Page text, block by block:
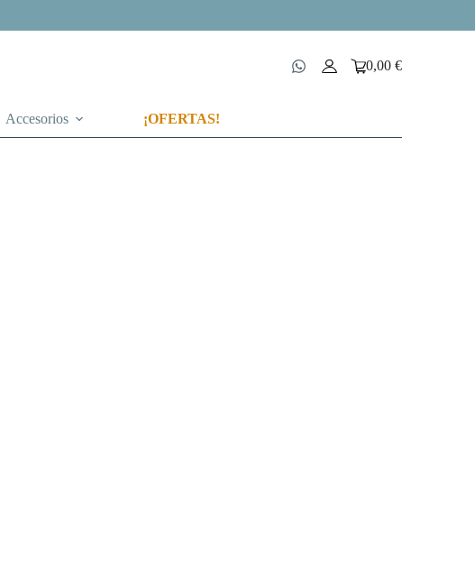
Carro
0,00€
Accesorios ¡OFERTAS!